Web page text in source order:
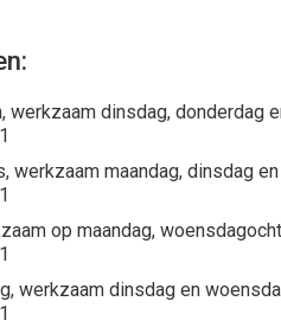
werkzaam dinsdag, donderdag
werkzaam maandag, dinsdag
op maandag,
werkzaam dinsdag en